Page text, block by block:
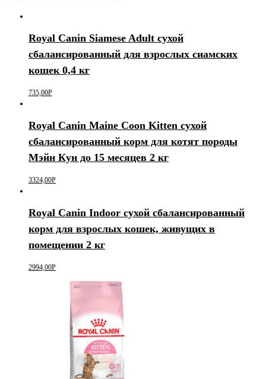
Royal Canin Siamese Adult сухой
сбалансированный для взрослых сиамских
кошек 0,4 кг
735,00Р
Royal Canin Maine Coon Kitten сухой
сбалансированный корм для котят породы
Мэйн Кун до 15 месяцев 2 кг
3324,00Р
Royal Canin Indoor сухой сбалансированный
корм для взрослых кошек, живущих в
помещении 2 кг
2994,00Р